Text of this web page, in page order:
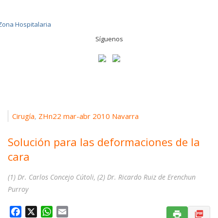
Síguenos
Cirugía, ZHn22 mar-abr 2010 Navarra
Solución para las deformaciones de la
cara
(1) Dr. Carlos Concejo Cútoli, (2) Dr. Ricardo Ruiz de Erenchun
Purroy
W